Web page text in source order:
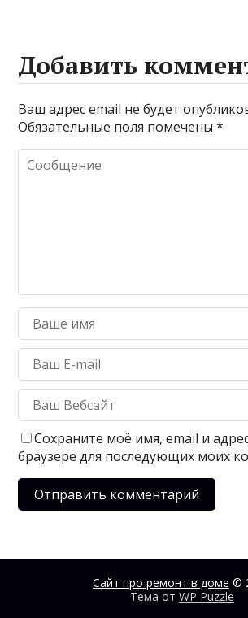
Добавить
Ваш адрес email не будет
Обязательные поля помечены*
Сохраните моё имя, email и
браузере для последующих моих
Сайт про ремонт в доме ©
Тема от WP Puzzle